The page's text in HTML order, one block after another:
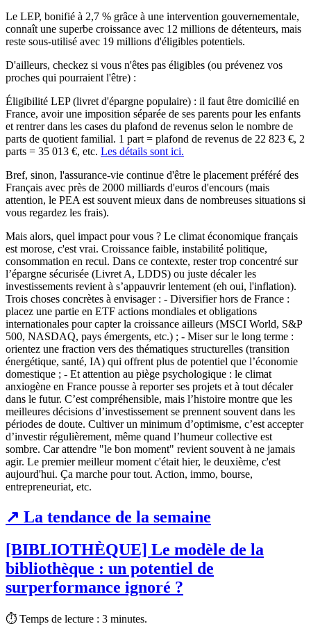
Le LEP, bonifié à 2,7 % grâce à une intervention gouvernementale,
connaît une superbe croissance avec 12 millions de détenteurs, mais
reste sous-utilisé avec 19 millions d'éligibles potentiels.
D'ailleurs, checkez si vous n'êtes pas éligibles (ou prévenez vos
proches qui pourraient l'être) :
Éligibilité LEP (livret d'épargne populaire) : il faut être domicilié en
France, avoir une imposition séparée de ses parents pour les enfants
et rentrer dans les cases du plafond de revenus selon le nombre de
parts de quotient familial. 1 part = plafond de revenus de 22 823 €, 2
parts = 35 013 €, etc. Les détails sont ici.
Bref, sinon, l'assurance-vie continue d'être le placement préféré des
Français avec près de 2000 milliards d'euros d'encours (mais
attention, le PEA est souvent mieux dans de nombreuses situations si
vous regardez les frais).
Mais alors, quel impact pour vous ? Le climat économique français
est morose, c'est vrai. Croissance faible, instabilité politique,
consommation en recul. Dans ce contexte, rester trop concentré sur
l’épargne sécurisée (Livret A, LDDS) ou juste décaler les
investissements revient à s’appauvrir lentement (eh oui, l'inflation).
Trois choses concrètes à envisager : - Diversifier hors de France :
placez une partie en ETF actions mondiales et obligations
internationales pour capter la croissance ailleurs (MSCI World, S&P
500, NASDAQ, pays émergents, etc.) ; - Miser sur le long terme :
orientez une fraction vers des thématiques structurelles (transition
énergétique, santé, IA) qui offrent plus de potentiel que l’économie
domestique ; - Et attention au piège psychologique : le climat
anxiogène en France pousse à reporter ses projets et à tout décaler
dans le futur. C’est compréhensible, mais l’histoire montre que les
meilleures décisions d’investissement se prennent souvent dans les
périodes de doute. Cultiver un minimum d’optimisme, c’est accepter
d’investir régulièrement, même quand l’humeur collective est
sombre. Car attendre "le bon moment" revient souvent à ne jamais
agir. Le premier meilleur moment c'était hier, le deuxième, c'est
aujourd'hui. Ça marche pour tout. Action, immo, bourse,
entrepreneuriat, etc.
↗️ La tendance de la semaine
[BIBLIOTHÈQUE] Le modèle de la
bibliothèque : un potentiel de
surperformance ignoré ?
⏱ Temps de lecture : 3 minutes.